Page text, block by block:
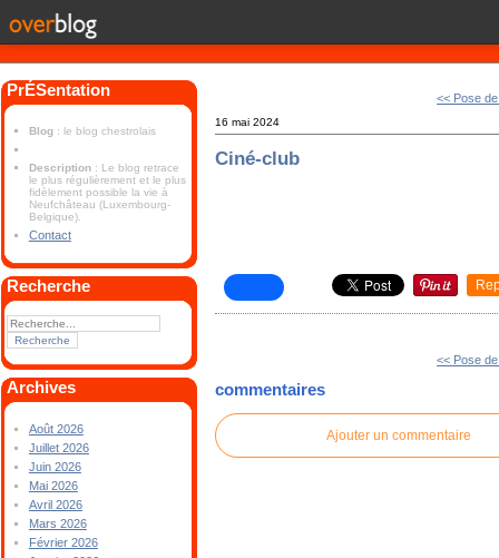
PrÉSentation
Blog : le blog chestrolais
Description : Le blog retrace
le plus régulièrement et le plus
fidèlement possible la vie à
Neufchâteau (Luxembourg-
Belgique).
Contact
Recherche
Archives
Août 2026
Juillet 2026
Juin 2026
Mai 2026
Avril 2026
Mars 2026
Février 2026
<< Pose
16 mai 2024
Ciné-club
<< Pose
commentaires
Ajouter un commentaire